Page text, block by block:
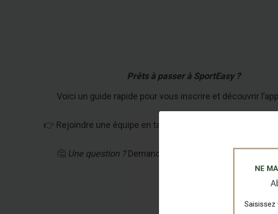
NE
Prêts à passer à SportEasy ?
Voici un guide rapide pour vous inscrire et découvrir
👉 Rejoindre une équipe en tant que JOUEUR
🤔 Une question ?Demandez à votre coach ou à un